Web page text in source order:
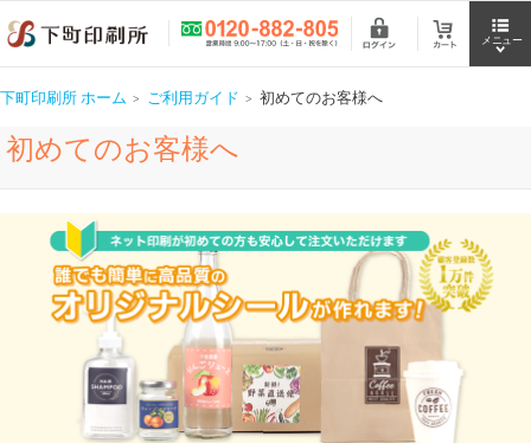
下町印刷所 ホーム ご利用ガイド 初めてのお客様へ
初めてのお客様へ